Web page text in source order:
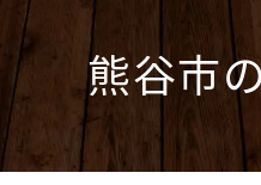
熊谷市